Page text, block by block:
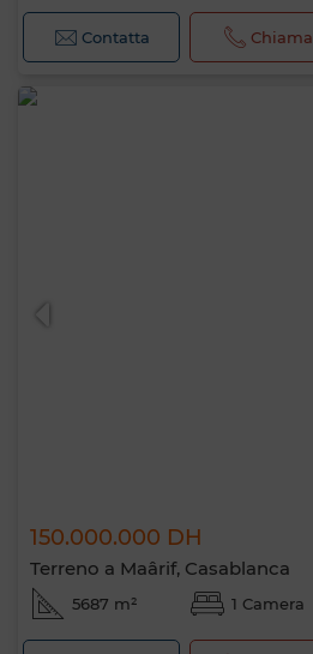
Contatta Chiama
150.000.000 DH
Terreno a Maârif, Casablanca
5687 m² 1 Camera